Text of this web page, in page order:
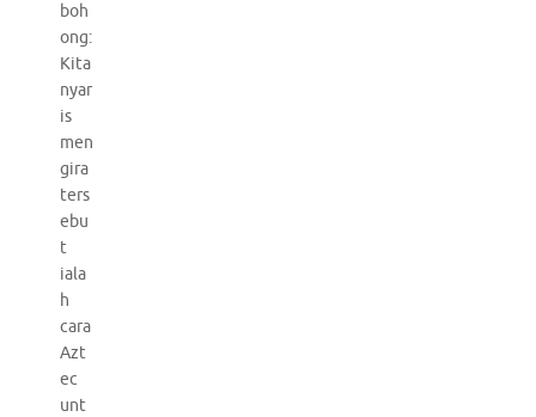
boh
ong:
Kita
nyar
is
men
gira
ters
ebu
t
iala
h
cara
Azt
ec
unt